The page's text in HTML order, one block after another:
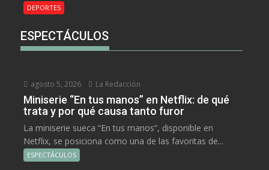
DEPORTES
ESPECTÁCULOS
agosto 5, 2026 La Redacción
Miniserie “En tus manos” en Netflix: de qué
trata y por qué causa tanto furor
La miniserie sueca “En tus manos”, disponible en
Netflix, se posiciona como una de las favoritas de...
ESPECTÁCULOS